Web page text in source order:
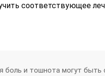
соответствующее
боль и тошнота могут быть